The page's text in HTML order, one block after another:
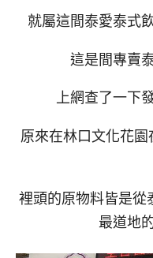
就屬這間泰愛泰式
這是間專賣
上網查了一下
原來在林口文化花
裡頭的原物料皆是從
最道地